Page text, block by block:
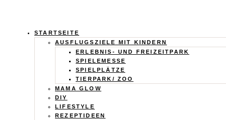
Calistas
Traum
STARTSEITE
AUSFLUGSZIELE MIT KINDERN
ERLEBNIS- UND FREIZEITPARK
SPIELEMESSE
SPIELPLÄTZE
TIERPARK/ ZOO
MAMA GLOW
DIY
LIFESTYLE
REZEPTIDEEN